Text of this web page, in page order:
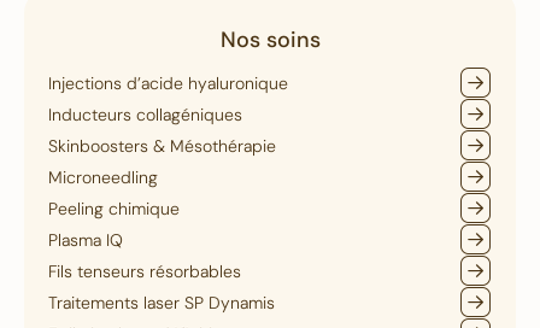
Nos soins
Injections d’acide hyaluronique
Inducteurs collagéniques
Skinboosters & Mésothérapie
Microneedling
Peeling chimique
Plasma IQ
Fils tenseurs résorbables
Traitements laser SP Dynamis